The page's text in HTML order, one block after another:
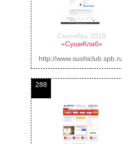
Сентябрь 2018
«СушиКлаб»
http://
288